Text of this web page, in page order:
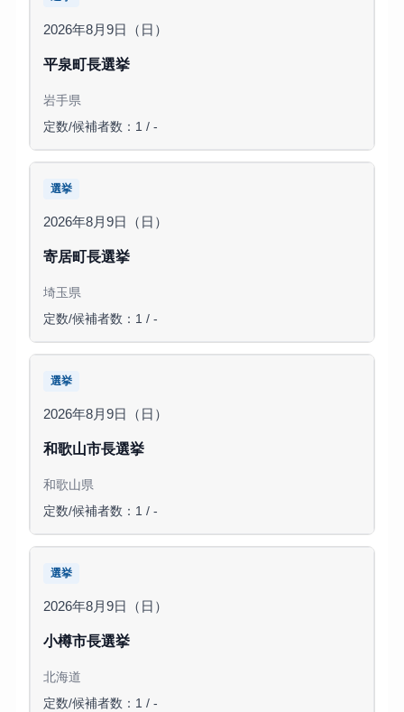
2026年8月9日（日）
平泉町長選挙
岩手県
定数/候補者数：1 / -
選挙
2026年8月9日（日）
寄居町長選挙
埼玉県
定数/候補者数：1 / -
選挙
2026年8月9日（日）
和歌山市長選挙
和歌山県
定数/候補者数：1 / -
選挙
2026年8月9日（日）
小樽市長選挙
北海道
定数/候補者数：1 / -